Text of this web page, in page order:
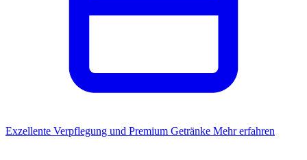
Exzellente Verpflegung und Premium Getränke Mehr erfahren